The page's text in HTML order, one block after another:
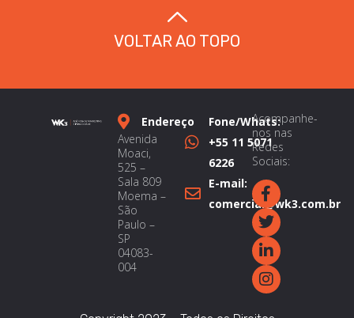
VOLTAR AO TOPO
Endereço
Avenida
Moaci,
525 –
Sala 809
Moema –
São
Paulo –
SP
04083-
004
Fone/Whats:
+55 11 5071
6226
E-mail:
comercial@wk3.com.br
Acompanhe-
nos nas
Redes
Sociais: